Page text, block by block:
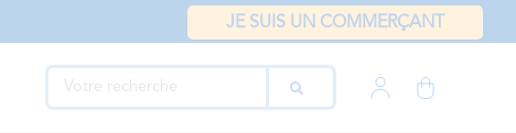
JE SUIS UN COMMERÇANT